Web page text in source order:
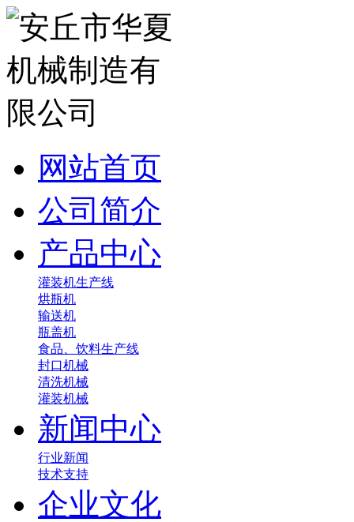
网站首页
公司简介
产品中心
灌装机生产线
烘瓶机
输送机
瓶盖机
食品、饮料生产线
封口机械
清洗机械
灌装机械
新闻中心
行业新闻
技术支持
企业文化